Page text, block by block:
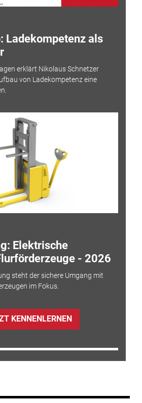
Ladekompetenz als
erklärt Nikolaus Schnetzer
von Ladekompetenz eine
Elektrische
- 2026
steht der sichere Umgang mit
im Fokus.
KENNENLERNEN